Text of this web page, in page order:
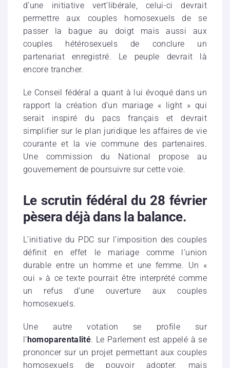
d’une initiative vert’libérale, celui-ci devrait
permettre aux couples homosexuels de se
passer la bague au doigt mais aussi aux
couples hétérosexuels de conclure un
partenariat enregistré. Le peuple devrait là
encore trancher.
Le Conseil fédéral a quant à lui évoqué dans un
rapport la création d’un mariage « light » qui
serait inspiré du pacs français et devrait
simplifier sur le plan juridique les affaires de vie
courante et la vie commune des partenaires.
Une commission du National propose au
gouvernement de poursuivre sur cette voie.
Le scrutin fédéral du 28 février
pèsera déjà dans la balance.
L’initiative du PDC sur l’imposition des couples
définit en effet le mariage comme l’union
durable entre un homme et une femme. Un «
oui » à ce texte pourrait être interprété comme
un refus d’une ouverture aux couples
homosexuels.
Une autre votation se profile sur
l’ homoparentalité. Le Parlement est appelé à se
prononcer sur un projet permettant aux couples
homosexuels de pouvoir adopter, mais